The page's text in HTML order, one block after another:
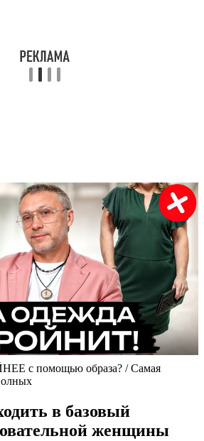
с помощью образа? / Самая
в базовый
женщины